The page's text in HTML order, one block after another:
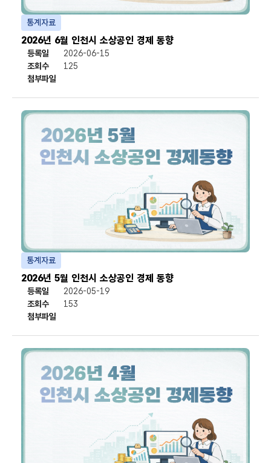
통계자료
2026년 6월 인천시 소상공인 경제 동향
등록일
2026-06-15
조회수
125
첨부파일
통계자료
2026년 5월 인천시 소상공인 경제 동향
등록일
2026-05-19
조회수
153
첨부파일